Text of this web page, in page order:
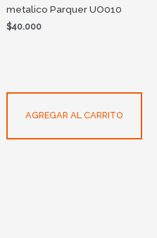
metalico Parquer UO010
$40.000
AGREGAR AL CARRITO